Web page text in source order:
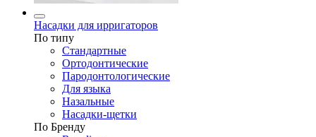
Насадки для ирригаторов
По типу
Стандартные
Ортодонтические
Пародонтологические
Для языка
Назальные
Насадки-щетки
По Бренду